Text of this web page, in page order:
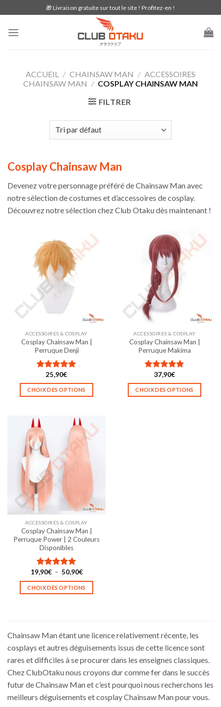
to
content
🎁 Livraison gratuite sur tout le site ! Profitez-en !
ACCUEIL / CHAINSAW MAN / ACCESSOIRES
CHAINSAW MAN / COSPLAY CHAINSAW MAN
FILTRER
Cosplay Chainsaw Man
Devenez votre personnage préféré de Chainsaw Man avec
notre sélection de costumes et d’accessoires de cosplay.
Découvrez notre sélection chez Club Otaku dès maintenant !
ACCESSOIRES & COSPLAY
Cosplay Chainsaw Man |
Perruque Denji
Note5.00
sur 5
25,90€
CHOIX DES OPTIONS
plusieurs
variations.
Les
options
peuvent
choisies
la
page
produit
ACCESSOIRES & COSPLAY
Cosplay Chainsaw Man |
Perruque Makima
Note4.83
sur 5
37,90€
CHOIX DES OPTIONS
ACCESSOIRES & COSPLAY
Cosplay Chainsaw Man |
Perruque Power | 2 Couleurs
Disponibles
Note5.00
sur 5
19,90€ – 50,90€Plage
prix :
19,90€
CHOIX DES OPTIONS
variations.
Les
options
peuvent
sur
Chainsaw Man étant une licence relativement récente, les
cosplays et autres déguisements issus de cette licence sont
rares et difficiles à se procurer dans les enseignes classiques.
Chez ClubOtaku nous croyons dur comme fer dans le succès
futur de Chainsaw Man et c’est pourquoi nous recherchons les
meilleurs déguisements et cosplay Chainsaw Man pour vous.